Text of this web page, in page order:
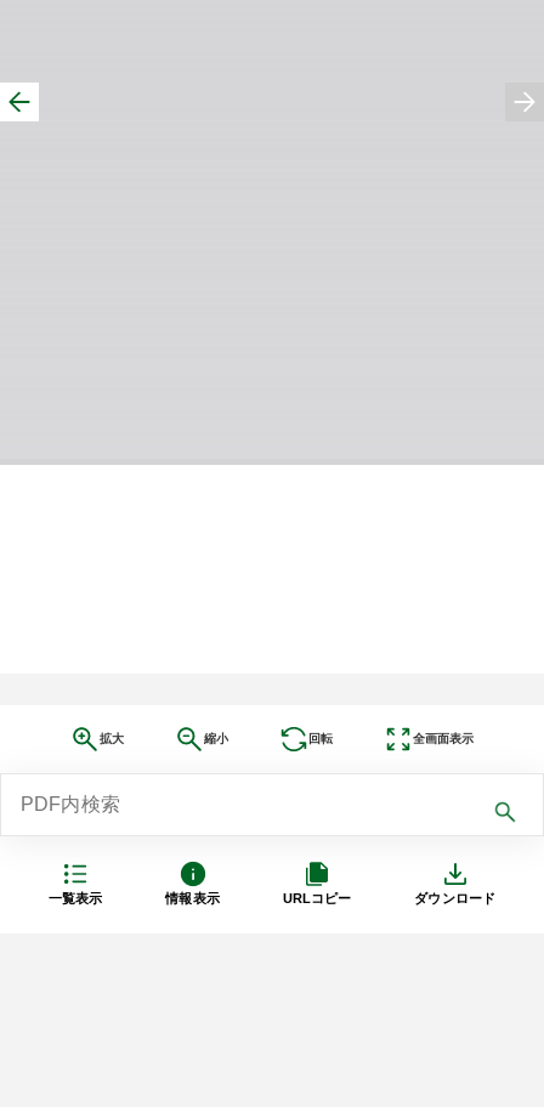
一覧表示 情報表示 URLコピー ダウンロード
拡大 縮小 回転 全画面表示